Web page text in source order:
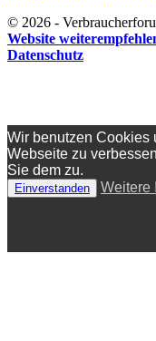
© 2026 -
Website
Datenschutz
Wir benutzen Cookies
Webseite zu
Sie dem zu.
Einverstanden Weitere